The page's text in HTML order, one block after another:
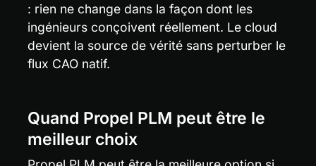
: rien ne change dans la façon dont les
ingénieurs conçoivent réellement. Le cloud
devient la source de vérité sans perturber le
flux CAO natif.
Quand Propel PLM peut être le
meilleur choix